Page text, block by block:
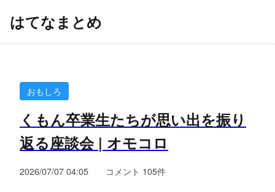
はてなまとめ
おもしろ
くもん卒業生たちが思い出を振り
返る座談会 | オモコロ
2026/07/07 04:05 コメント 105件